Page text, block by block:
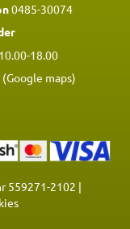
0485-30074
18.00
maps)
559271-2102 |